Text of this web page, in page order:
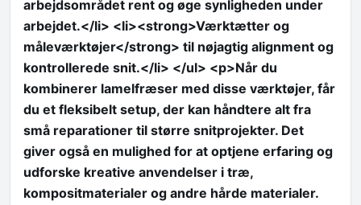
arbejdsområdet rent og øge synligheden under
arbejdet.</li> <li><strong>Værktætter og
måleværktøjer</strong> til nøjagtig alignment og
kontrollerede snit.</li> </ul> <p>Når du
kombinerer lamelfræser med disse værktøjer, får
du et fleksibelt setup, der kan håndtere alt fra
små reparationer til større snitprojekter. Det
giver også en mulighed for at optjene erfaring og
udforske kreative anvendelser i træ,
kompositmaterialer og andre hårde materialer.